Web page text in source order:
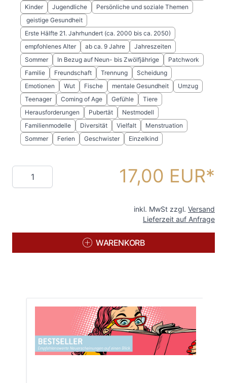
Kinder Jugendliche
Persönliche und soziale Themen
geistige Gesundheit
Erste Hälfte 21. Jahrhundert (ca. 2000 bis ca. 2050)
empfohlenes Alter
ab ca. 9 Jahre
Jahreszeiten
Sommer
In Bezug auf Neun- bis Zwölfjährige
Patchwork
Familie
Freundschaft Trennung
Scheidung
Emotionen
Wut Fische mentale Gesundheit
Umzug
Teenager
Coming of Age Gefühle
Tiere
Herausforderungen
Pubertät
Nestmodell
Familienmodelle
Diversität Vielfalt
Menstruation
Sommer
Ferien Geschwister Einzelkind
Menge 17,00 EUR
inkl. MwSt zzgl. Versand
Lieferzeit auf Anfrage
WARENKORB